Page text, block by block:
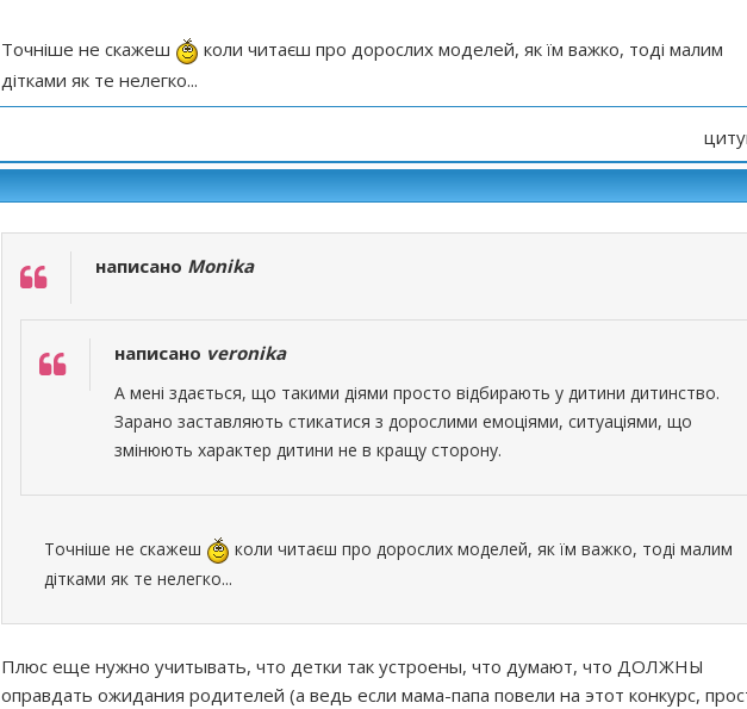
Точніше не скажеш
коли читаєш про дорослих моделей, як їм важко, тоді малим
дітками як те нелегко...
написано Monika
написано veronika
А мені здається, що такими діями просто відбирають у дитини дитинство.
Зарано заставляють стикатися з дорослими емоціями, ситуаціями, що
змінюють характер дитини не в кращу сторону.
Точніше не скажеш
коли читаєш про дорослих моделей, як їм важко, тоді малим
дітками як те нелегко...
Плюс еще нужно учитывать, что детки так устроены, что думают, что ДОЛЖНЫ
оправдать ожидания родителей (а ведь если мама-папа повели на этот конкурс,